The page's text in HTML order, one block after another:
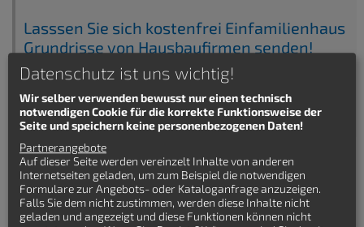
Lasssen Sie sich kostenfrei Einfamilienhaus
Grundrisse von Hausbaufirmen senden!
Datenschutz ist uns wichtig!
Wir selber verwenden bewusst nur einen technisch
notwendigen Cookie für die korrekte Funktionsweise der
Seite und speichern keine personenbezogenen Daten!
Partnerangebote
Auf dieser Seite werden vereinzelt Inhalte von anderen
Internetseiten geladen, um zum Beispiel die notwendigen
Formulare zur Angebots- oder Kataloganfrage anzuzeigen.
Falls Sie dem nicht zustimmen, werden diese Inhalte nicht
geladen und angezeigt und diese Funktionen können nicht